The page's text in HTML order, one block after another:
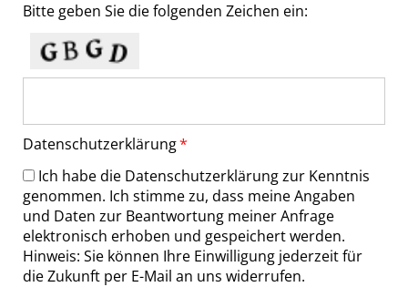
Bitte geben Sie die folgenden Zeichen ein:
Datenschutzerklärung
Ich habe die Datenschutzerklärungzur Kenntnis
genommen. Ich stimme zu, dass meine Angaben
und Daten zur Beantwortung meiner Anfrage
elektronisch erhoben und gespeichert werden.
Hinweis: Sie können Ihre Einwilligung jederzeit für
die Zukunft per E-Mail an uns widerrufen.